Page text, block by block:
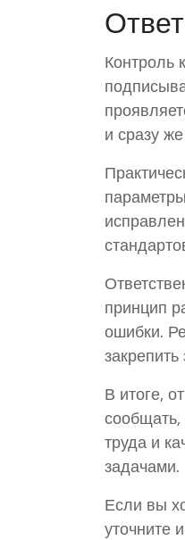
Контроль
и сразу
принцип
ошибки.
закрепить
В итоге,
сообщать,
труда и
задачами.
Если вы
уточните